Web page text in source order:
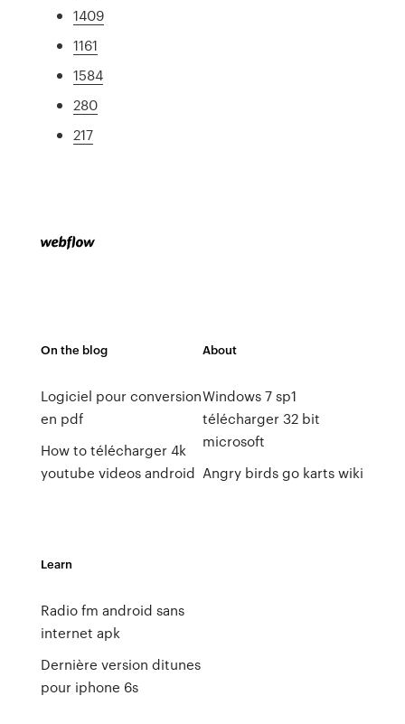
1409
1161
1584
280
217
On the blog
Logiciel pour conversion
en pdf
How to télécharger 4k
youtube videos android
About
Windows 7 sp1
télécharger 32 bit
microsoft
Angry birds go karts wiki
Learn
Radio fm android sans
internet apk
Dernière version ditunes
pour iphone 6s